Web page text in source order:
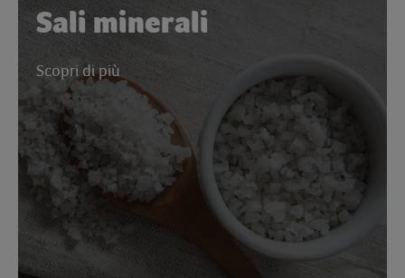
Sali minerali
Scopri di più